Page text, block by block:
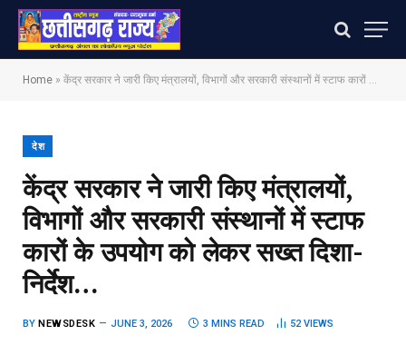
Home » केंद्र सरकार ने जारी किए मंत्रालयों, विभागों और सरकारी संस्थानों में स्टाफ कारों के उपयोग को लेकर सख्त दिशा-निर्देश…
देश
केंद्र सरकार ने जारी किए मंत्रालयों,
विभागों और सरकारी संस्थानों में स्टाफ
कारों के उपयोग को लेकर सख्त दिशा-
निर्देश…
BY NEWSDESK JUNE 3, 2026 3 MINS READ 52VIEWS